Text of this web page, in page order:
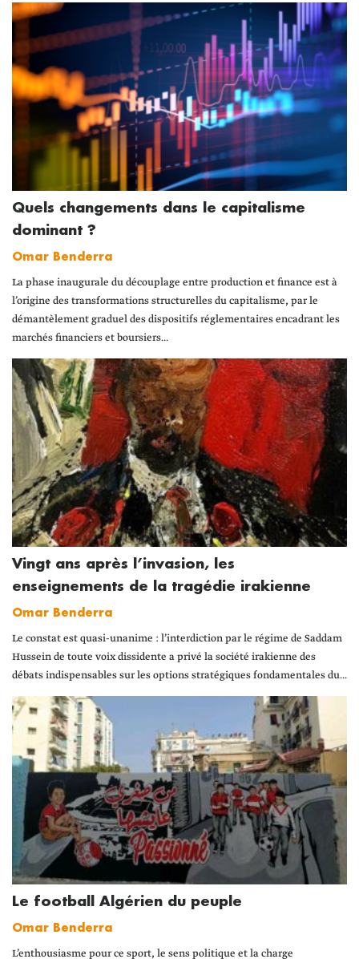
Quels changements dans le capitalisme
dominant ?
Omar Benderra
La phase inaugurale du découplage entre production et finance est à
l’origine des transformations structurelles du capitalisme, par le
démantèlement graduel des dispositifs réglementaires encadrant les
marchés financiers et boursiers...
Vingt ans après l’invasion, les
enseignements de la tragédie irakienne
Omar Benderra
Le constat est quasi-unanime : l’interdiction par le régime de Saddam
Hussein de toute voix dissidente a privé la société irakienne des
débats indispensables sur les options stratégiques fondamentales du...
Le football Algérien du peuple
Omar Benderra
L’enthousiasme pour ce sport, le sens politique et la charge